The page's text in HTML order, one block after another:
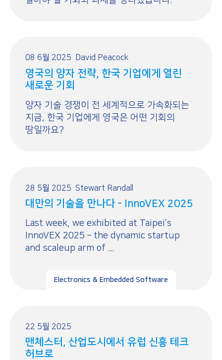
08 6월 2025 David Peacock
영국의 양자 전략, 한국 기업에게 열린
새로운 기회
양자 기술 경쟁이 전 세계적으로 가속화되는
지금, 한국 기업에게 영국은 어떤 기회의
땅일까요?
28 5월 2025 Stewart Randall
대만의 기술을 만나다 - InnoVEX 2025
Last week, we exhibited at Taipei’s
InnoVEX 2025 – the dynamic startup
and scaleup arm of ...
Electronics & Embedded Software
22 5월 2025
맨체스터, 산업도시에서 유럽 신흥 테크
허브로